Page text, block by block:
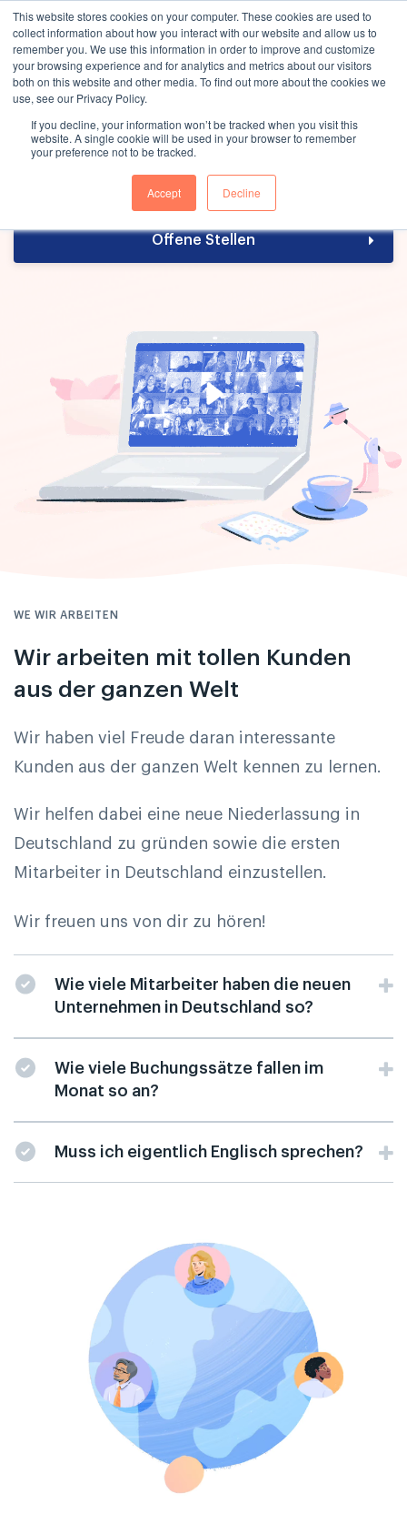
This website stores cookies on your computer. These cookies are used to
collect information about how you interact with our website and allow us to
remember you. We use this information in order to improve and customize
your browsing experience and for analytics and metrics about our visitors
both on this website and other media. To find out more about the cookies we
use, see our Privacy Policy.
If you decline, your information won’t be tracked when you visit this
website. A single cookie will be used in your browser to remember
your preference not to be tracked.
Accept Decline
Schön, dass Du da bist. Wir
freuen uns auf Dich!
Offene Stellen
WE WIR ARBEITEN
Wir arbeiten mit tollen Kunden
aus der ganzen Welt
Wir haben viel Freude daran interessante
Kunden aus der ganzen Welt kennen zu lernen.
Wir helfen dabei eine neue Niederlassung in
Deutschland zu gründen sowie die ersten
Mitarbeiter in Deutschland einzustellen.
Wir freuen uns von dir zu hören!
Wie viele Mitarbeiter haben die neuen
Unternehmen in Deutschland so?
Wie viele Buchungssätze fallen im
Monat so an?
Muss ich eigentlich Englisch sprechen?